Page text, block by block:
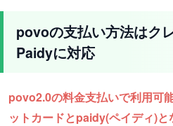
povoの支払い方法はク
Paidyに対応
povo2.0の料金支払いで利用可
ットカードとpaidy(ペイディ)と